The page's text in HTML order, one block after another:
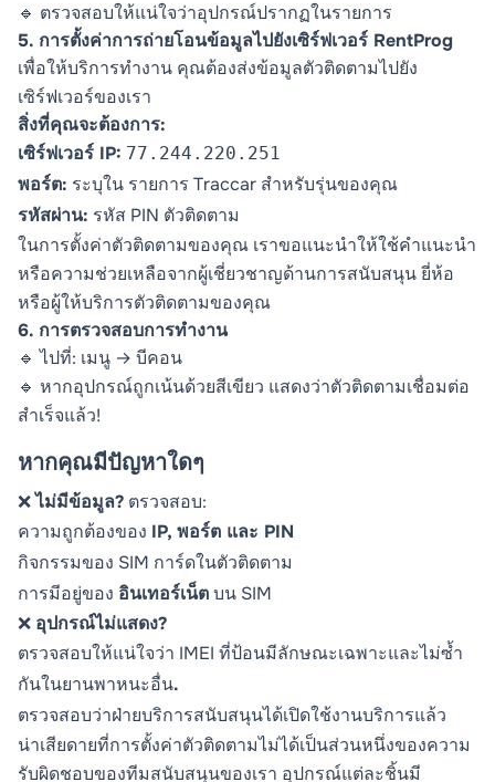
🔹 ตรวจสอบให้แน่ใจว่าอุปกรณ์ปรากฏในรายการ
5. การตั้งค่าการถ่ายโอนข้อมูลไปยังเซิร์ฟเวอร์ RentProg
เพื่อให้บริการทำงาน คุณต้องส่งข้อมูลตัวติดตามไปยัง
เซิร์ฟเวอร์ของเรา
สิ่งที่คุณจะต้องการ:
เซิร์ฟเวอร์ IP: 77.244.220.251
พอร์ต: ระบุใน รายการ Traccar สำหรับรุ่นของคุณ
รหัสผ่าน: รหัส PIN ตัวติดตาม
ในการตั้งค่าตัวติดตามของคุณ เราขอแนะนำให้ใช้คำแนะนำ
หรือความช่วยเหลือจากผู้เชี่ยวชาญด้านการสนับสนุน ยี่ห้อ
หรือผู้ให้บริการตัวติดตามของคุณ
6. การตรวจสอบการทำงาน
🔹 ไปที่: เมนู → บีคอน
🔹 หากอุปกรณ์ถูกเน้นด้วยสีเขียว แสดงว่าตัวติดตามเชื่อมต่อ
สำเร็จแล้ว!
หากคุณมีปัญหาใดๆ
❌ไม่มีข้อมูล? ตรวจสอบ:
ความถูกต้องของ IP, พอร์ต และ PIN
กิจกรรมของ SIM การ์ดในตัวติดตาม
การมีอยู่ของ อินเทอร์เน็ตบน SIM
❌ อุปกรณ์ไม่แสดง?
ตรวจสอบให้แน่ใจว่า IMEI ที่ป้อนมีลักษณะเฉพาะและไม่ซ้ำ
กันในยานพาหนะอื่น.
ตรวจสอบว่าฝ่ายบริการสนับสนุนได้เปิดใช้งานบริการแล้ว
น่าเสียดายที่การตั้งค่าตัวติดตามไม่ได้เป็นส่วนหนึ่งของความ
รับผิดชอบของทีมสนับสนุนของเรา อุปกรณ์แต่ละชิ้นมี